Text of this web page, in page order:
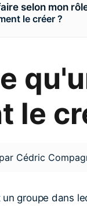
selon mon
le créer ?
le
par Cédric
groupe dans